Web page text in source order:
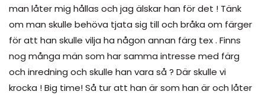
man låter mig hållas och jag älskar han för det ! Tänk
om man skulle behöva tjata sig till och bråka om färger
för att han skulle vilja ha någon annan färg tex . Finns
nog många män som har samma intresse med färg
och inredning och skulle han vara så ? Där skulle vi
krocka ! Big time! Så tur att han är som han är och låter